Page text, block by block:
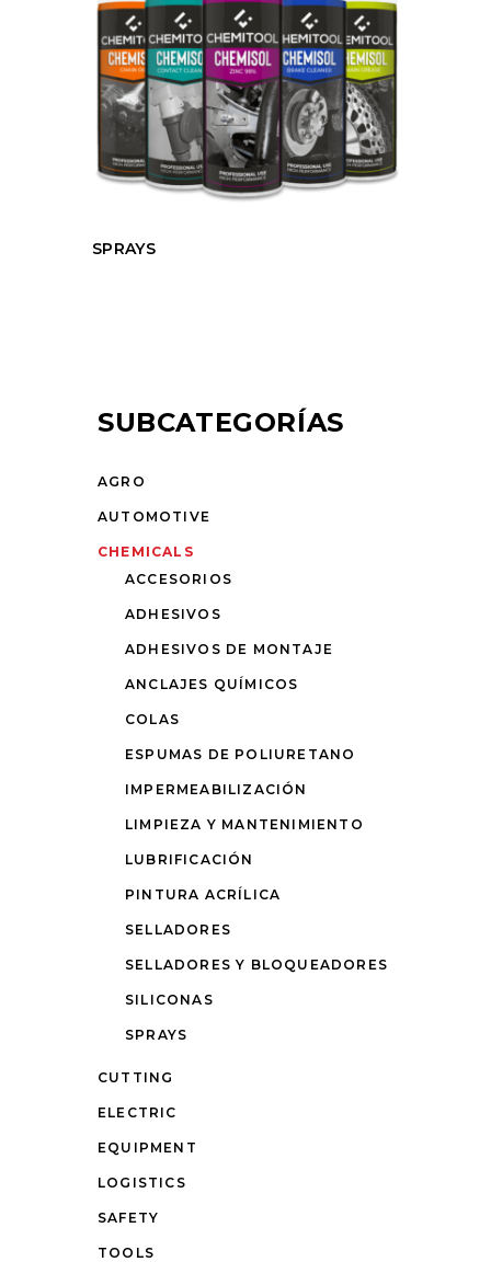
SPRAYS
SUBCATEGORÍAS
AGRO
AUTOMOTIVE
CHEMICALS
ACCESORIOS
ADHESIVOS
ADHESIVOS DE MONTAJE
ANCLAJES QUÍMICOS
COLAS
ESPUMAS DE POLIURETANO
IMPERMEABILIZACIÓN
LIMPIEZA Y MANTENIMIENTO
LUBRIFICACIÓN
PINTURA ACRÍLICA
SELLADORES
SELLADORES Y BLOQUEADORES
SILICONAS
SPRAYS
CUTTING
ELECTRIC
EQUIPMENT
LOGISTICS
SAFETY
TOOLS